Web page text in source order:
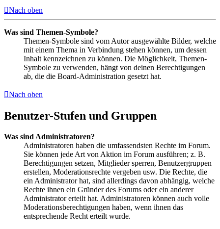
Nach oben
Was sind Themen-Symbole?
Themen-Symbole sind vom Autor ausgewählte Bilder, welche
mit einem Thema in Verbindung stehen können, um dessen
Inhalt kennzeichnen zu können. Die Möglichkeit, Themen-
Symbole zu verwenden, hängt von deinen Berechtigungen
ab, die die Board-Administration gesetzt hat.
Nach oben
Benutzer-Stufen und Gruppen
Was sind Administratoren?
Administratoren haben die umfassendsten Rechte im Forum.
Sie können jede Art von Aktion im Forum ausführen; z. B.
Berechtigungen setzen, Mitglieder sperren, Benutzergruppen
erstellen, Moderationsrechte vergeben usw. Die Rechte, die
ein Administrator hat, sind allerdings davon abhängig, welche
Rechte ihnen ein Gründer des Forums oder ein anderer
Administrator erteilt hat. Administratoren können auch volle
Moderationsberechtigungen haben, wenn ihnen das
entsprechende Recht erteilt wurde.